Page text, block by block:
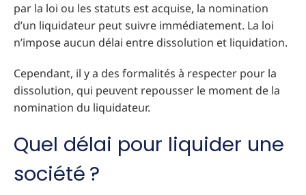
par la loi ou les statuts est acquise, la nomination
d’un liquidateur peut suivre immédiatement. La loi
n’impose aucun délai entre dissolution et liquidation.
Cependant, il y a des formalités à respecter pour la
dissolution, qui peuvent repousser le moment de la
nomination du liquidateur.
Quel délai pour liquider une
société ?